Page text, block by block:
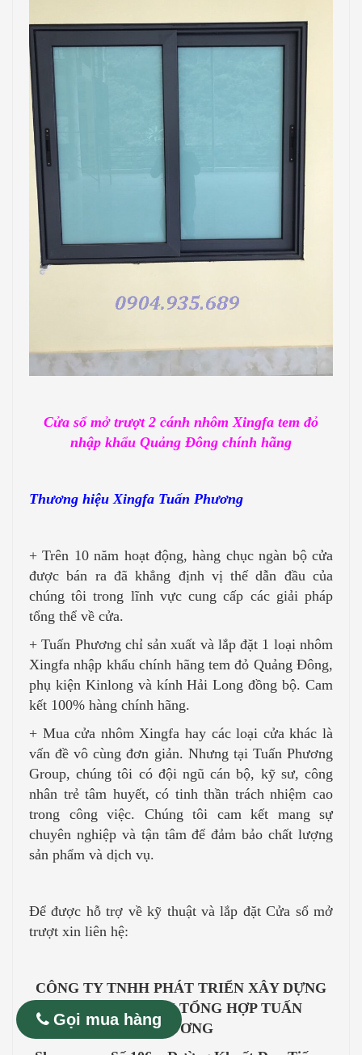
Cửa sổ mở trượt 2 cánh nhôm Xingfa tem đỏ
nhập khẩu Quảng Đông chính hãng
Thương hiệu Xingfa Tuấn Phương
+ Trên 10 năm hoạt động, hàng chục ngàn bộ cửa
được bán ra đã khẳng định vị thế dẫn đầu của
chúng tôi trong lĩnh vực cung cấp các giải pháp
tổng thể về cửa.
+ Tuấn Phương chỉ sản xuất và lắp đặt 1 loại nhôm
Xingfa nhập khẩu chính hãng tem đỏ Quảng Đông,
phụ kiện Kinlong và kính Hải Long đồng bộ. Cam
kết 100% hàng chính hãng.
+ Mua cửa nhôm Xingfa hay các loại cửa khác là
vấn đề vô cùng đơn giản. Nhưng tại Tuấn Phương
Group, chúng tôi có đội ngũ cán bộ, kỹ sư, công
nhân trẻ tâm huyết, có tinh thần trách nhiệm cao
trong công việc. Chúng tôi cam kết mang sự
chuyên nghiệp và tận tâm để đảm bảo chất lượng
sản phẩm và dịch vụ.
Để được hỗ trợ về kỹ thuật và lắp đặt Cửa sổ mở
trượt xin liên hệ:
CÔNG TY TNHH PHÁT TRIỂN XÂY DỰNG
& THƯƠNG MẠI TỔNG HỢP TUẤN
PHƯƠNG
Gọi mua hàng